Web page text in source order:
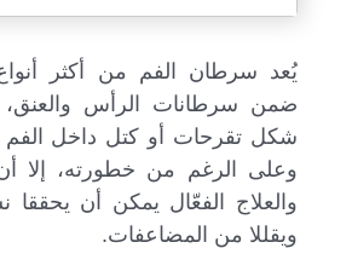
يُعد سرطان الفم من أكثر
ضمن سرطانات الرأس
شكل تقرحات أو كتل داخل الفم
وعلى الرغم من خطورته، إلا أن
والعلاج الفعّال يمكن أن
ويقللا من المضاعفات.
سنكون على اتصال معك في